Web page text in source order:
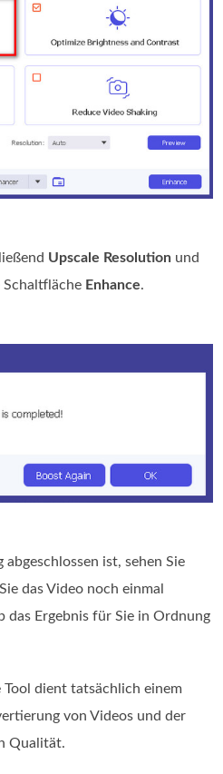
Upscale Resolution und
Schaltfläche Enhance.
abgeschlossen ist, sehen Sie
das Video noch einmal
das Ergebnis für Sie in Ordnung
dient tatsächlich einem
von Videos und der
Qualität.